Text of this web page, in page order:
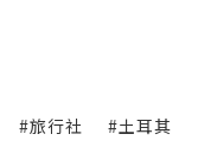
#旅行社 #土耳其